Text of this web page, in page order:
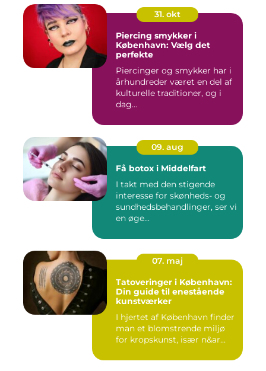
31. okt
Piercing smykker i
København: Vælg det
perfekte
Piercinger og smykker har i
århundreder været en del af
kulturelle traditioner, og i
dag...
09. aug
Få botox i Middelfart
I takt med den stigende
interesse for skønheds- og
sundhedsbehandlinger, ser vi
en øge...
07. maj
Tatoveringer i København:
Din guide til enestående
kunstværker
I hjertet af København finder
man et blomstrende miljø
for kropskunst, især n&ar...